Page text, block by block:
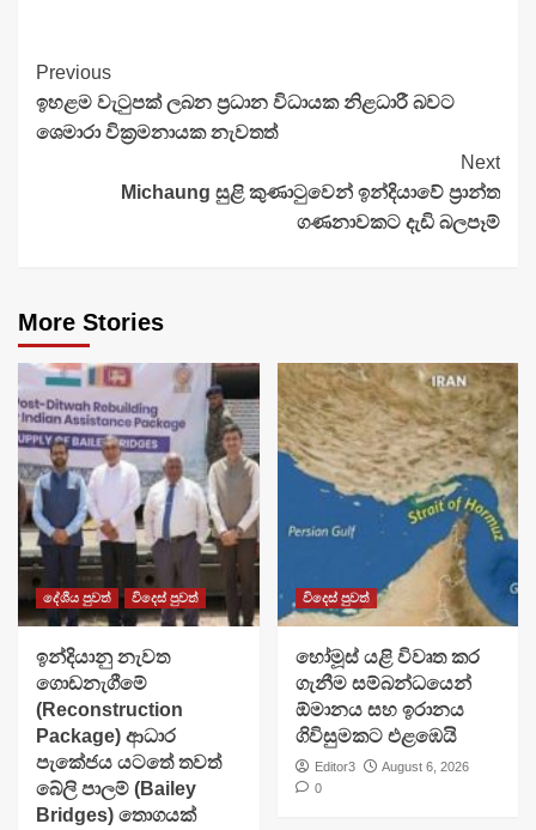
Continue
Reading
Previous
ඉහළම වැටුපක් ලබන ප්‍රධාන විධායක නිළධාරී බවට
ශෙමාරා වික්‍රමනායක නැවතත්
Next
Michaung සුළි කුණාටුවෙන් ඉන්දියාවේ ප්‍රාන්ත
ගණනාවකට දැඩි බලපෑම්
More Stories
දේශීය පුවත් විදෙස් පුවත්
ඉන්දියානු නැවත
ගොඩනැගීමේ
(Reconstruction
Package) ආධාර
පැකේජය යටතේ තවත්
බේලි පාලම් (Bailey
Bridges) තොගයක්
විදෙස් පුවත්
හෝමූස් යළි විවෘත කර
ගැනීම සම්බන්ධයෙන්
ඕමානය සහ ඉරානය
ගිවිසුමකට එළඹෙයි
Editor3
August 6, 2026
0